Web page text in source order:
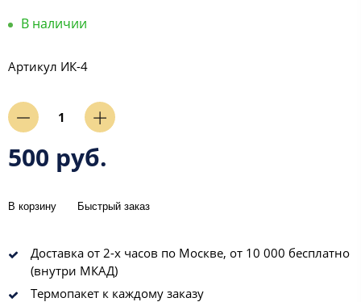
В наличии
Артикул ИК-4
500 руб.
В корзину Быстрый заказ
Доставка от 2-х часов по Москве, от 10 000 бесплатно
(внутри МКАД)
Термопакет к каждому заказу